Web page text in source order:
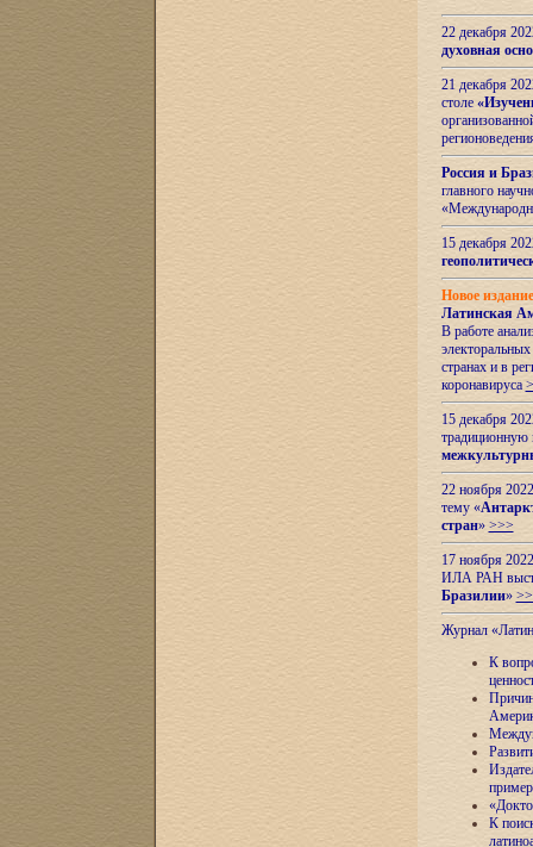
22 декабря
духовная
21 декабря
столе
Россия и
главного
15 декабря
Новое
Латинская
В работе
странах и в
коронавируса
15 декабря
22 ноября
тему «
стран» >>>
17 ноября
ИЛА РАН
Бразилии»
Журнал
К
К